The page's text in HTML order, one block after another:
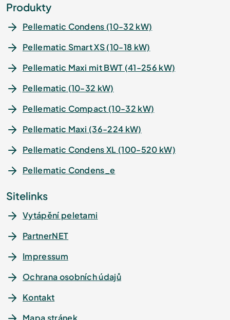
Produkty
Pellematic Condens (10-32 kW)
Pellematic Smart XS (10-18 kW)
Pellematic Maxi mit BWT (41-256 kW)
Pellematic (10-32 kW)
Pellematic Compact (10-32 kW)
Pellematic Maxi (36-224 kW)
Pellematic Condens XL (100-520 kW)
Pellematic Condens_e
Sitelinks
Vytápění peletami
PartnerNET
Impressum
Ochrana osobních údajů
Kontakt
Mapa stránek